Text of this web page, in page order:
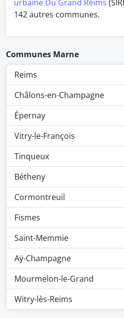
urbaine Du Grand Reims
142 autres communes.
Communes Marne
Reims
Châlons-en-Champagne
Épernay
Vitry-le-François
Tinqueux
Bétheny
Cormontreuil
Fismes
Saint-Memmie
Aÿ-Champagne
Mourmelon-le-Grand
Witry-lès-Reims